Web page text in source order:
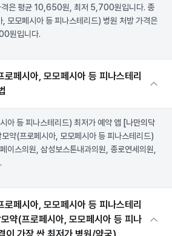
격은 평균 10,650원, 최저 5,700원입니다. 종
모모페시아 등 피나스테리드) 병원 처방 가격은
원입니다.
페시아, 모모페시아 등 피나스테리
아 등 피나스테리드) 최저가 예약 앱 [나만의닥
약(프로페시아, 모모페시아 등 피나스테리드)
이스의원, 삼성보스톤내과의원, 종로연세의원,
페시아, 모모페시아 등 피나스테리
약(프로페시아, 모모페시아 등 피나